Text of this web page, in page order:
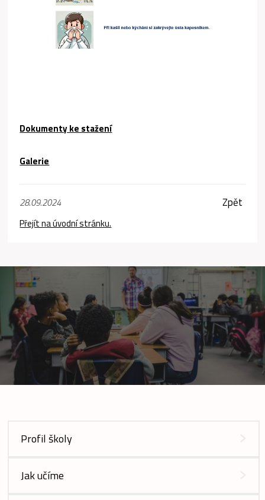
Dokumenty ke stažení
Galerie
28.09.2024 Zpět
Přejít na úvodní stránku.
Profil školy
Jak učíme